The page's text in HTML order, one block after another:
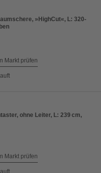
»HighCut«, L: 320-
Markt prüfen
ohne Leiter, L: 239 cm,
Markt prüfen